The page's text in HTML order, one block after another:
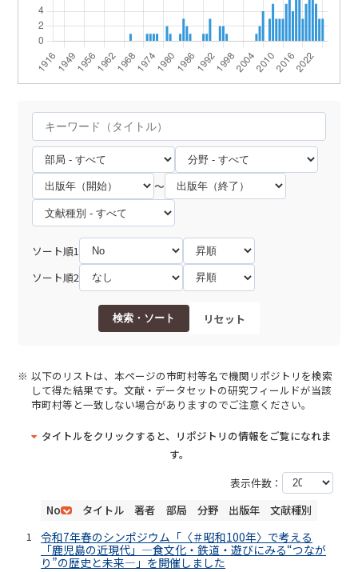
～
ソート順1
ソート順2
検索・ソート リセット
以下のリストは、本ページの市町村等名で機関リポジトリを検索
して得た結果です。文献・データセットの研究フィールドが当該
市町村等と一致しない場合がありますのでご注意ください。
タイトルをクリックすると、リポジトリの情報をご覧になれま
す。
表示件数：
No
タイトル 著者 部局 分野 出版年
文献種別
1
令和7年春のシンポジウム「〈＃昭和100年〉で考える
「鹿児島の近現代」―食文化・鉄道・遊びにみる“つなが
り”の歴史と未来―」を開催しました